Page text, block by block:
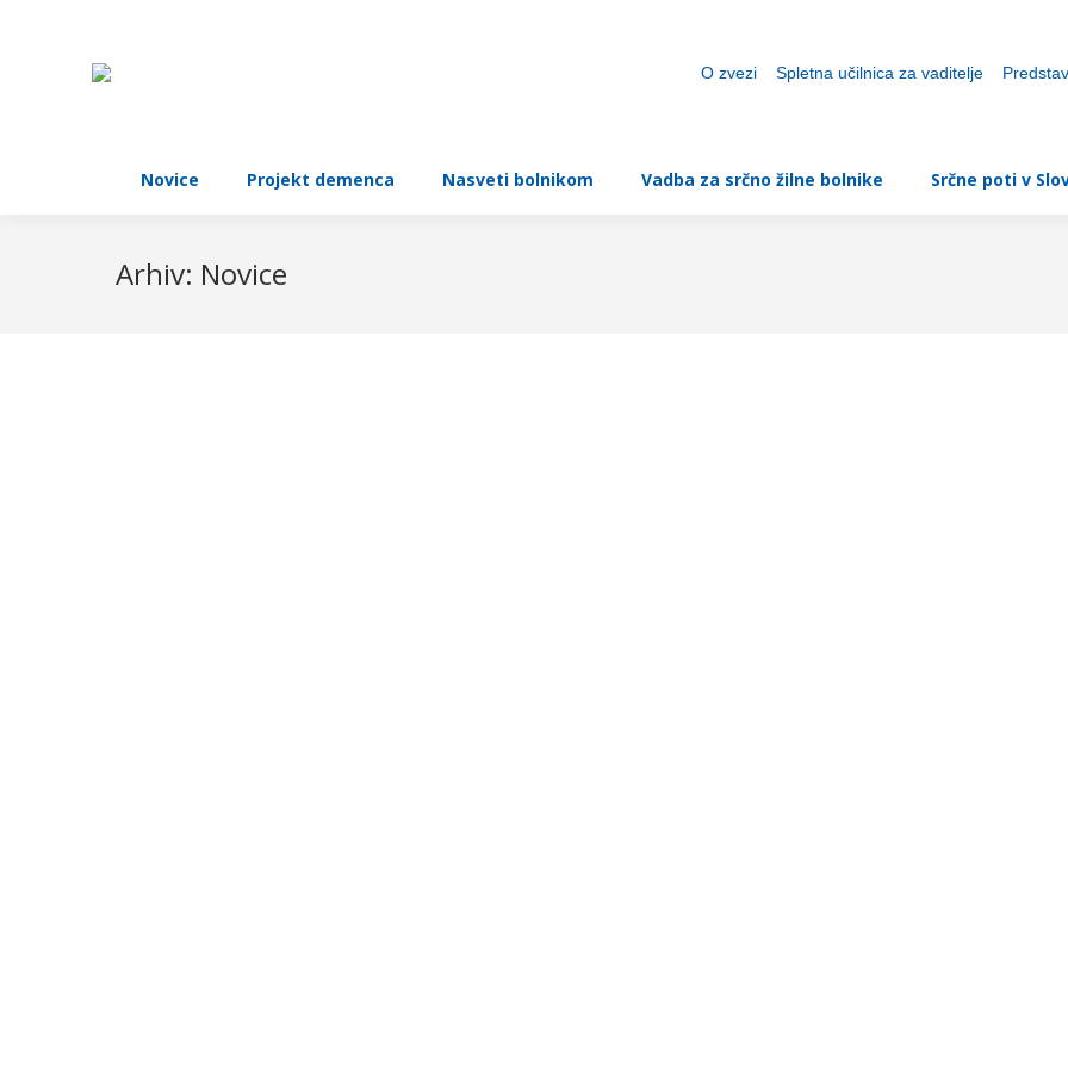
O zvezi Spletna učilnica za vaditelje
Novice Projekt demenca Nasveti bolnikom Vadba za srčno žilne bolnike Srčne poti v
Arhiv: Novice